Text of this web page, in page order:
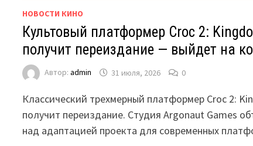
НОВОСТИ КИНО
Культовый платформер Croc 2:
получит переиздание — выйдет на
Автор:admin 31 июля, 2026 0
Классический трехмерный платформер Croc 2:
получит переиздание. Студия Argonaut Games
над адаптацией проекта для современных